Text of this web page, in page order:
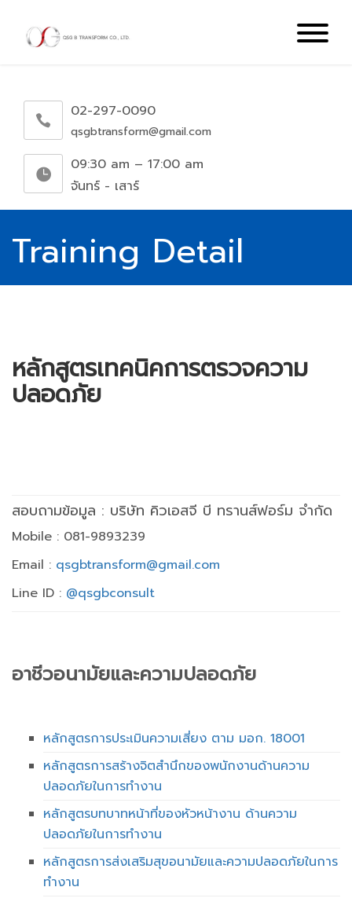
02-297-0090
qsgbtransform@gmail.com
09:30 am – 17:00 am
จันทร์ - เสาร์
Training Detail
หลักสูตรเทคนิคการตรวจความ
ปลอดภัย
สอบถามข้อมูล : บริษัท คิวเอสจี บี ทรานส์ฟอร์ม จำกัด
Mobile : 081-9893239
Email : qsgbtransform@gmail.com
Line ID : @qsgbconsult
อาชีวอนามัยและความปลอดภัย
หลักสูตรการประเมินความเสี่ยง ตาม มอก. 18001
หลักสูตรการสร้างจิตสำนึกของพนักงานด้านความ
ปลอดภัยในการทำงาน
หลักสูตรบทบาทหน้าที่ของหัวหน้างาน ด้านความ
ปลอดภัยในการทำงาน
หลักสูตรการส่งเสริมสุขอนามัยและความปลอดภัยในการ
ทำงาน